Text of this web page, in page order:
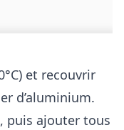
et recouvrir
d’aluminium.
puis ajouter tous